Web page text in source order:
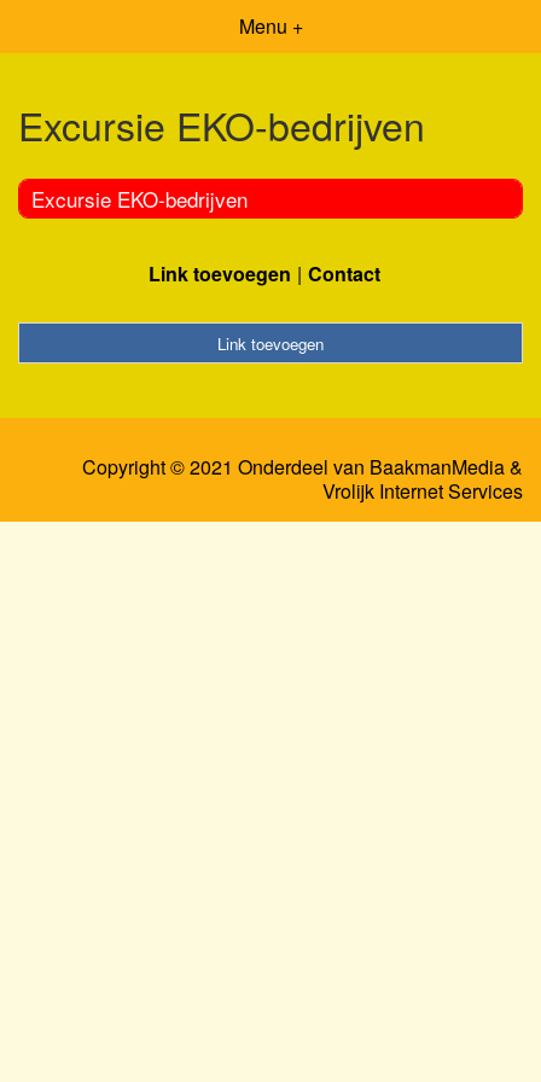
Menu +
Excursie EKO-bedrijven
Excursie EKO-bedrijven
Link toevoegen Contact
Link toevoegen
Copyright © 2021 Onderdeel van BaakmanMedia&
Vrolijk Internet Services